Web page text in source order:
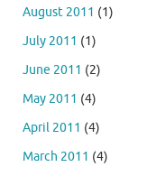
August 2011 (1)
July 2011 (1)
June 2011 (2)
May 2011 (4)
April 2011 (4)
March 2011 (4)